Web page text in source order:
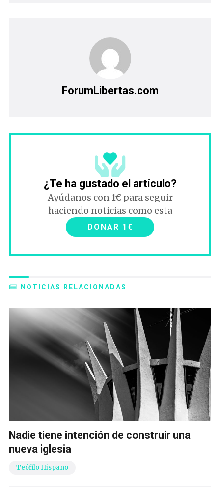
ForumLibertas.com
¿Te ha gustado el artículo?
Ayúdanos con 1€ para seguir
haciendo noticias como esta
DONAR 1€
NOTICIAS RELACIONADAS
Nadie tiene intención de construir una
nueva iglesia
Teófilo Hispano